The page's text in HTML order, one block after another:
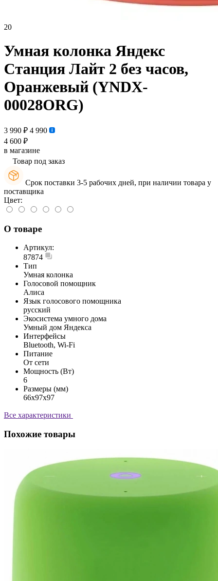
20
Умная колонка Яндекс
Станция Лайт 2 без часов,
Оранжевый (YNDX-
00028ORG)
3 990 ₽ 4 990
4 600 ₽
в магазине
Товар под заказ
Срок поставки 3-5 рабочих дней, при наличии товара у
поставщика
Цвет:
О товаре
Артикул:
87874
Тип
Умная колонка
Голосовой помощник
Алиса
Язык голосового помощника
русский
Экосистема умного дома
Умный дом Яндекса
Интерфейсы
Bluetooth, Wi-Fi
Питание
От сети
Мощность (Вт)
6
Размеры (мм)
66x97x97
Все характеристики
Похожие товары